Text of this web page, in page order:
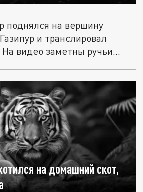
поднялся на вершину
и транслировал
видео заметны ручьи...
на домашний скот,